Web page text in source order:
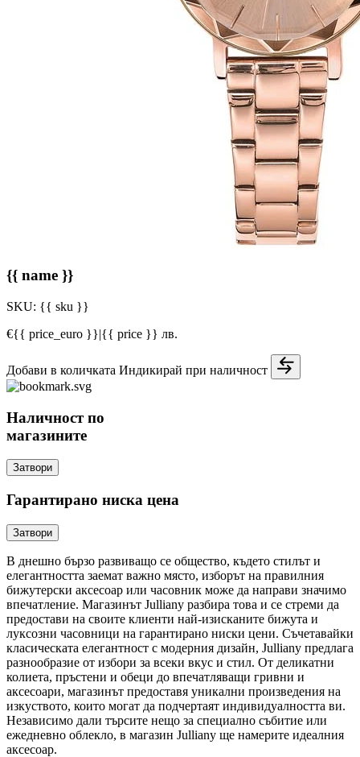
{{ name }}
SKU: {{ sku }}
€{{ price_euro }}|{{ price }} лв.
Добави в количката Индикирай при наличност
Наличност по
магазините
Затвори
Гарантирано ниска цена
Затвори
В днешно бързо развиващо се общество, където стилът и
елегантността заемат важно място, изборът на правилния
бижутерски аксесоар или часовник може да направи значимо
впечатление. Магазинът Julliany разбира това и се стреми да
предостави на своите клиенти най-изисканите бижута и
луксозни часовници на гарантирано ниски цени. Съчетавайки
класическата елегантност с модерния дизайн, Julliany предлага
разнообразие от избори за всеки вкус и стил. От деликатни
колиета, пръстени и обеци до впечатляващи гривни и
аксесоари, магазинът предоставя уникални произведения на
изкуството, които могат да подчертаят индивидуалността ви.
Независимо дали търсите нещо за специално събитие или
ежедневно облекло, в магазин Julliany ще намерите идеалния
аксесоар.